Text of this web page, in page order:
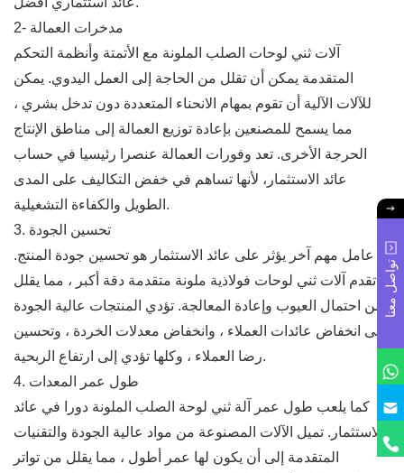
2- مدخرات العمالة
آلات ثني لوحات الصلب الملونة مع الأتمتة وأنظمة التحكم
المتقدمة يمكن أن تقلل من الحاجة إلى العمل اليدوي. يمكن
للآلات الآلية أن تقوم بمهام الانحناء المتعددة دون تدخل بشري ،
مما يسمح للمصنعين بإعادة توزيع العمالة إلى مناطق الإنتاج
الحرجة الأخرى. تعد وفورات العمالة عنصرا رئيسيا في حساب
عائد الاستثمار، لأنها تساهم في خفض التكاليف على المدى
الطويل والكفاءة التشغيلية.
3. تحسين الجودة
عامل مهم آخر يؤثر على عائد الاستثمار هو تحسين جودة المنتج.
تقدم آلات ثني لوحات فولاذية ملونة متقدمة دقة أكبر ، مما يقلل
من احتمال العيوب وإعادة المعالجة. تؤدي المنتجات عالية الجودة
إلى انخفاض عائدات العملاء ، وانخفاض معدلات الخردة ، وتحسين
رضا العملاء ، وكلها تؤدي إلى ارتفاع الربحية.
4. طول عمر المعدات
كما يلعب طول عمر آلة ثني لوحة الصلب الملونة دورا في عائد
الاستثمار. تميل الآلات المصنوعة من مواد عالية الجودة والتقنيات
المتقدمة إلى أن يكون لها عمر أطول ، مما يقلل من تواتر
تواصل معنا